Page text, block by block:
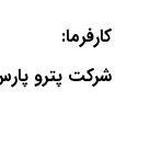
کارفرما:
شرکت پترو